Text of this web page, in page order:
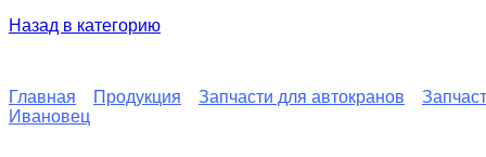
Назад в категорию
Главная Продукция Запчасти для автокранов
Ивановец